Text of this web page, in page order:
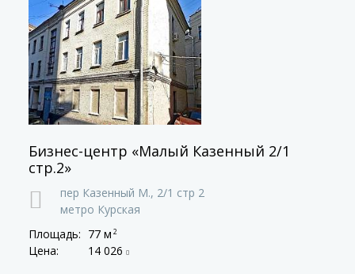
Бизнес-центр «Малый Казенный 2/1
стр.2»
пер Казенный М., 2/1 стр 2
метро Курская
Площадь: 77 м 2
Цена: 14 026